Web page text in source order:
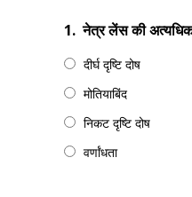
1. नेत्र लेंस की
दीर्घ दृष्टि दोष
मोतियाबिंद
निकट दृष्टि दोष
वर्णांधता